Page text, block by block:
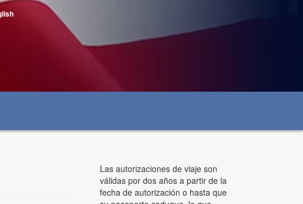
Las autorizaciones de viaje son
válidas por dos años a partir de la
fecha de autorización o hasta que